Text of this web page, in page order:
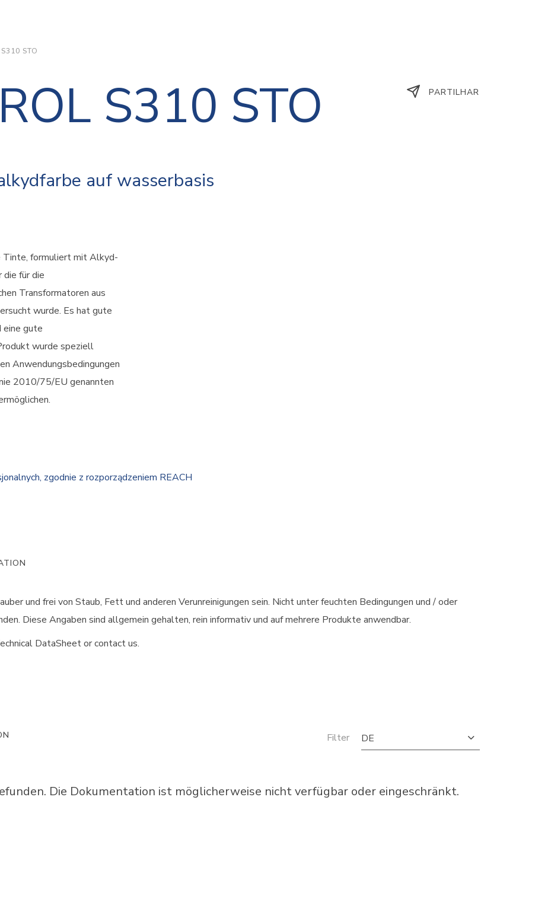
STO
S310 STO
auf wasserbasis
Tinte, formuliert mit Alkyd-
die für die
Transformatoren aus
wurde. Es hat gute
eine gute
wurde speziell
Anwendungsbedingungen
2010/75/EU genannten
PARTILHAR
zgodnie z rozporządzeniem REACH
und frei von Staub, Fett und anderen Verunreinigungen sein. Nicht unter feuchten Bedingungen und / oder
Diese Angaben sind allgemein gehalten, rein informativ und auf mehrere Produkte anwendbar.
DataSheet or contact us.
Filter DE
Die Dokumentation ist möglicherweise nicht verfügbar oder eingeschränkt.